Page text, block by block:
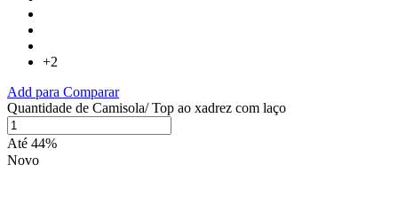
+2
Add para Comparar
Quantidade de Camisola/ Top ao xadrez com laço
Até 44%
Novo